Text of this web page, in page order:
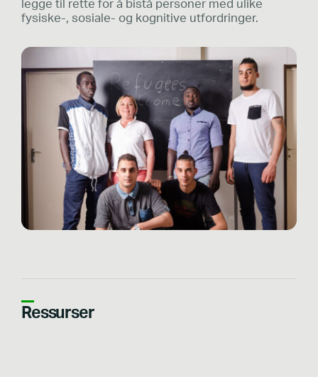
legge til rette for å bistå personer med ulike
fysiske-, sosiale- og kognitive utfordringer.
Ressurser